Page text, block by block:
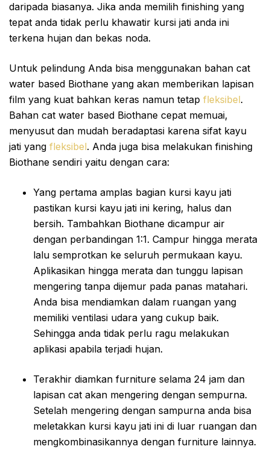
daripada biasanya. Jika anda memilih finishing yang
tepat anda tidak perlu khawatir kursi jati anda ini
terkena hujan dan bekas noda.
Untuk pelindung Anda bisa menggunakan bahan cat
water based Biothane yang akan memberikan lapisan
film yang kuat bahkan keras namun tetap fleksibel.
Bahan cat water based Biothane cepat memuai,
menyusut dan mudah beradaptasi karena sifat kayu
jati yang fleksibel. Anda juga bisa melakukan finishing
Biothane sendiri yaitu dengan cara:
Yang pertama amplas bagian kursi kayu jati
pastikan kursi kayu jati ini kering, halus dan
bersih. Tambahkan Biothane dicampur air
dengan perbandingan 1:1. Campur hingga merata
lalu semprotkan ke seluruh permukaan kayu.
Aplikasikan hingga merata dan tunggu lapisan
mengering tanpa dijemur pada panas matahari.
Anda bisa mendiamkan dalam ruangan yang
memiliki ventilasi udara yang cukup baik.
Sehingga anda tidak perlu ragu melakukan
aplikasi apabila terjadi hujan.
Terakhir diamkan furniture selama 24 jam dan
lapisan cat akan mengering dengan sempurna.
Setelah mengering dengan sampurna anda bisa
meletakkan kursi kayu jati ini di luar ruangan dan
mengkombinasikannya dengan furniture lainnya.